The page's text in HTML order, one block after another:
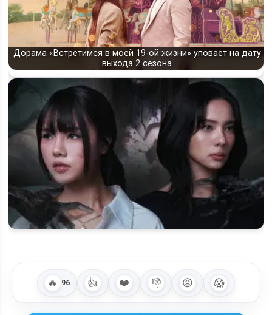
Дорама «Встретимся в моей 19-ой жизни» уповает на дату
выхода 2 сезона
🔥 96 👍 ❤️ 👎 😡 😱